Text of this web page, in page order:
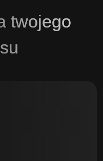
twojego